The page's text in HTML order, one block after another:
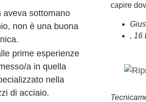
aveva sottomano
non è una buona
prime esperienze
a in quella
nella
di acciaio.
capire
, 16